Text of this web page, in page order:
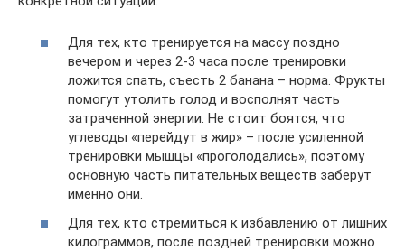
Для тех, кто тренируется на массу поздно
вечером и через 2-3 часа после тренировки
ложится спать, съесть 2 банана – норма. Фрукты
помогут утолить голод и восполнят часть
затраченной энергии. Не стоит боятся, что
углеводы «перейдут в жир» – после усиленной
тренировки мышцы «проголодались», поэтому
основную часть питательных веществ заберут
именно они.
Для тех, кто стремиться к избавлению от лишних
килограммов, после поздней тренировки можно